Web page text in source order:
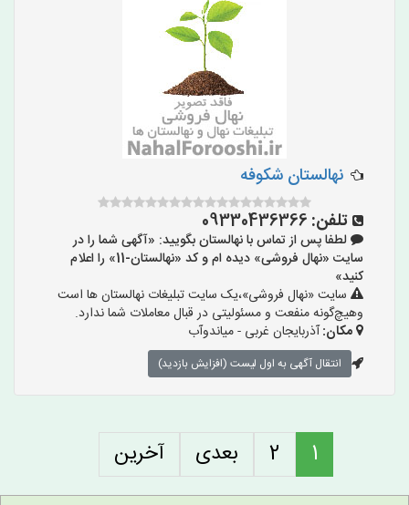
نهالستان شکوفه
تلفن: 09330436366
لطفا پس از تماس با نهالستان بگویید: «آگهی شما را در
سایت «نهال فروشی» دیده ام و کد «نهالستان-11» را اعلام
کنید»
سایت «نهال فروشی»،یک سایت تبلیغات نهالستان ها است
وهیچ‌گونه منفعت و مسئولیتی در قبال معاملات شما ندارد.
مکان:آذربایجان غربی - میاندوآب
انتقال آگهی به اول لیست (افزایش بازدید)
1
2 بعدی آخرین